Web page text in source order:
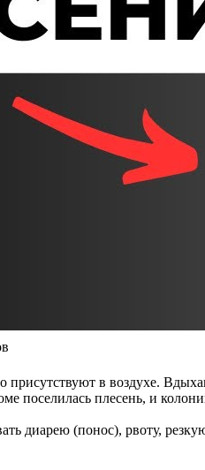
в воздухе.
поселилась плесень, и
диарею (понос), рвоту,